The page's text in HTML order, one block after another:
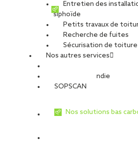
Entretien des
siphoïde
Petits travaux de
Recherche de fuites
Sécurisation de toiture
Nos autres services
Sécurité Incendie
SOPSCAN
Nos solutions bas